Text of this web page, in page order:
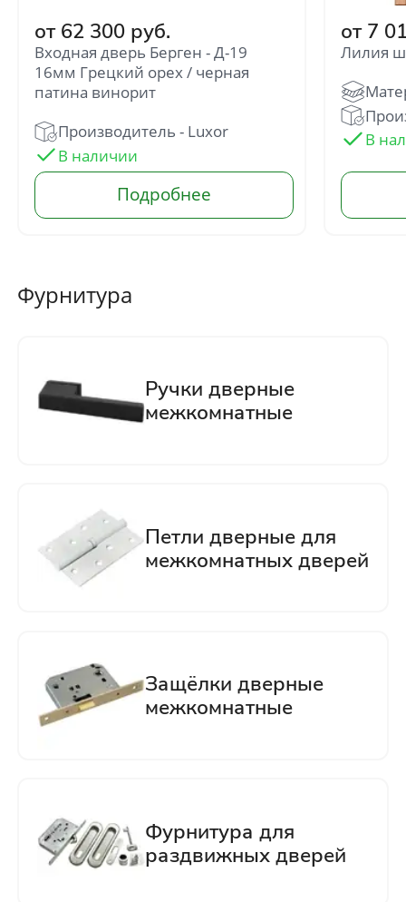
от 62 300 руб.
Входная дверь Берген - Д-19
16мм Грецкий орех / черная
патина винорит
Производитель - Luxor
от 7
Лилия
Фурнитура
Отправить
Нажимая кнопку «Отправить», Вы
соглашаетесь с политикой обработки
персональных данных